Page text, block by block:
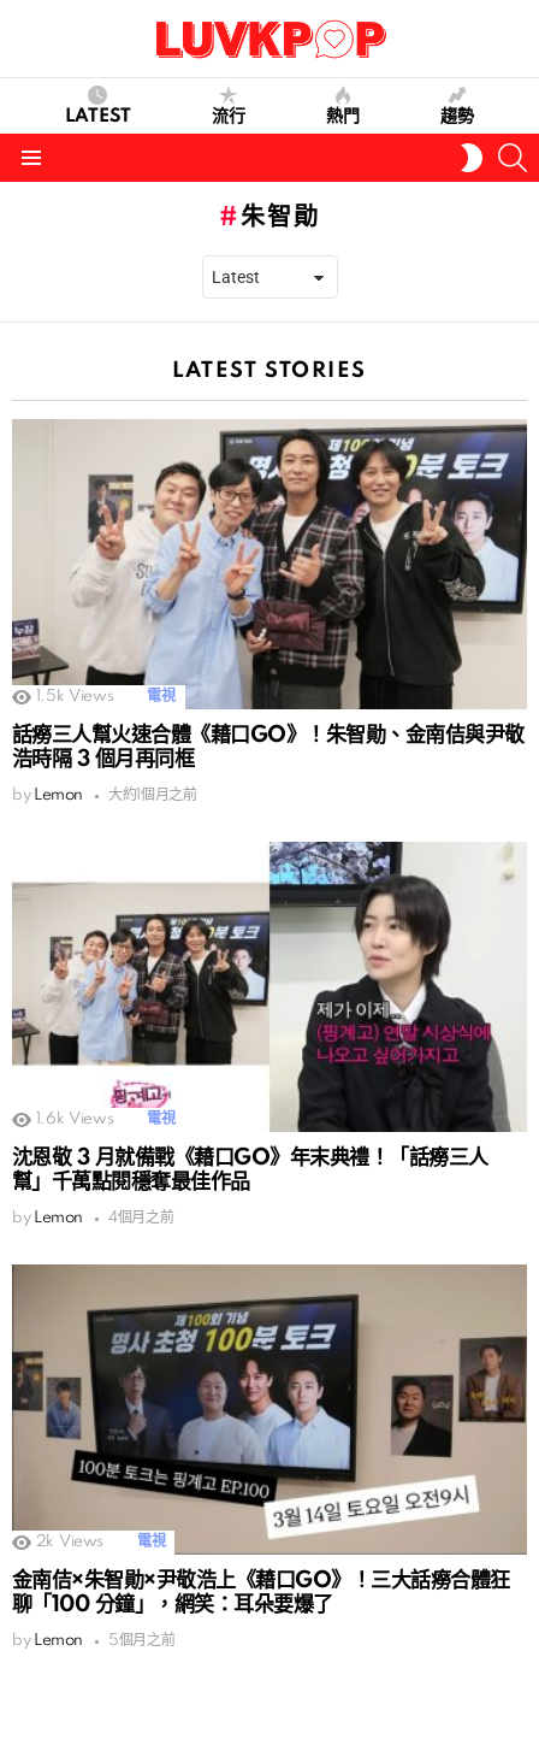
LATEST 流行 熱門 趨勢
SKIN
朱智勛
LATEST STORIES
1.5k Views 電視
話癆三人幫火速合體《藉口GO》！朱智勛、金南佶與尹敬
浩時隔 3 個月再同框
by Lemon 大約1個月之前
1.6k Views 電視
沈恩敬 3 月就備戰《藉口GO》年末典禮！「話癆三人
幫」千萬點閱穩奪最佳作品
by Lemon 4個月之前
2k Views 電視
金南佶×朱智勛×尹敬浩上《藉口GO》！三大話癆合體狂
聊「100 分鐘」，網笑：耳朵要爆了
by Lemon 5個月之前